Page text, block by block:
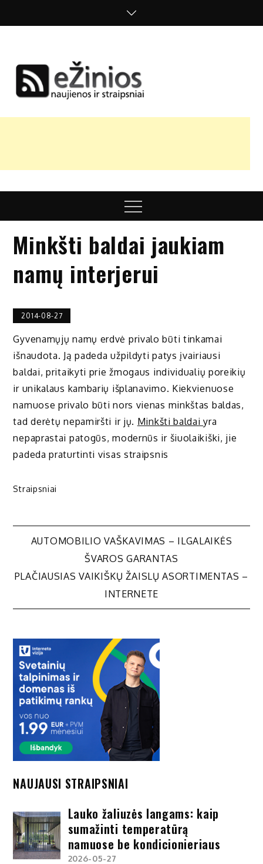
nuomonės
Menu
Minkšti baldai jaukiam
namų interjerui
2014-08-27
Gyvenamųjų namų erdvė privalo būti tinkamai
išnaudota. Ją padeda užpildyti patys įvairiausi
baldai, pritaikyti prie žmogaus individualių poreikių
ir unikalaus kambarių išplanavimo. Kiekvienuose
namuose privalo būti nors vienas minkštas baldas,
tad derėtų nepamiršti ir jų. Minkšti baldaiyra
nepaprastai patogūs, modernūs ir šiuolaikiški, jie
padeda praturtinti visas straipsnis
Straipsniai
Navigacija
tarp
įrašų
AUTOMOBILIO VAŠKAVIMAS – ILGALAIKĖS
ŠVAROS GARANTAS
PLAČIAUSIAS VAIKIŠKŲ ŽAISLŲ ASORTIMENTAS –
INTERNETE
NAUJAUSI STRAIPSNIAI
Lauko žaliuzės langams: kaip
sumažinti temperatūrą
namuose be kondicionieriaus
2026-05-27